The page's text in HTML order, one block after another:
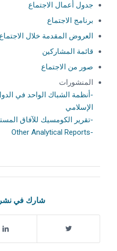
جدول أعمال الاجتماع
برنامج الاجتماع
العروض المقدمة خلال الاجتماع
قائمة المشاركين
صور من الاجتماع
المنشورات
-أنظمة الشباك الواحد في
الإسلامي
-تقرير الكومسيك للآفاق
-Other Analytical Reports
شارك في